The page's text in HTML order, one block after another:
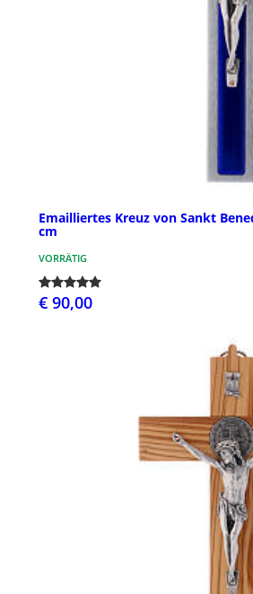
Emailliertes Kreuz von Sankt
cm
VORRÄTIG
€ 90,00